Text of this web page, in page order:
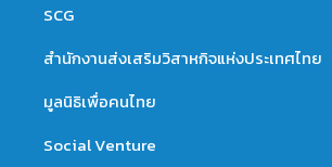
SCG
สำนักงานส่งเสริมวิสาหกิจแห่งประเทศไทย
มูลนิธิเพื่อคนไทย
Social Venture